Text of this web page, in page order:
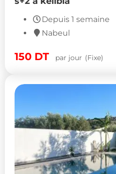
Depuis 1 semaine
Nabeul
150 DT par jour (Fixe)